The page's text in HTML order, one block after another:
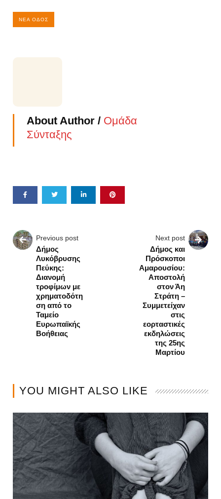
ΝΈΑ ΟΔΌΣ
About Author / Ομάδα
Σύνταξης
Previous post
Δήμος
Λυκόβρυσης
Πεύκης:
Διανομή
τροφίμων με
χρηματοδότη
ση από το
Ταμείο
Ευρωπαϊκής
Βοήθειας
Next post
Δήμος και
Πρόσκοποι
Αμαρουσίου:
Αποστολή
στον Άη
Στράτη –
Συμμετείχαν
στις
εορταστικές
εκδηλώσεις
της 25ης
Μαρτίου
YOU MIGHT ALSO LIKE